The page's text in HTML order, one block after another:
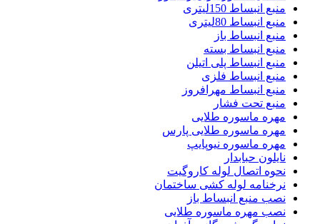
منبع انبساط 150لیتری
منبع انبساط 80لیتری
منبع انبساط باز
منبع انبساط بسته
منبع انبساط پلی اتیلن
منبع انبساط فلزی
منبع انبساط مهرافروز
منبع تحت فشار
مهره ماسوره طلایی
مهره ماسوره طلایی پارس
مهره ماسوره نیوپایپ
نایلون حبابدار
نحوه اتصال لوله کاروگیت
نرخنامه لوله کشی ساختمان
نصب منبع انبساط باز
نصب مهره ماسوره طلایی